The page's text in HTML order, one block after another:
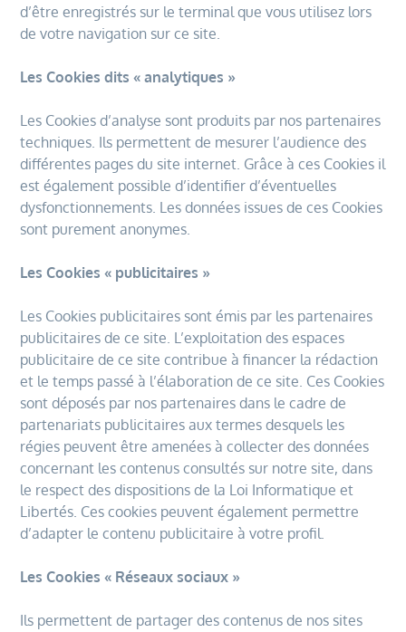
d’être enregistrés sur le terminal que vous utilisez lors
de votre navigation sur ce site.
Les Cookies dits « analytiques »
Les Cookies d’analyse sont produits par nos partenaires
techniques. Ils permettent de mesurer l’audience des
différentes pages du site internet. Grâce à ces Cookies il
est également possible d’identifier d’éventuelles
dysfonctionnements. Les données issues de ces Cookies
sont purement anonymes.
Les Cookies « publicitaires »
Les Cookies publicitaires sont émis par les partenaires
publicitaires de ce site. L’exploitation des espaces
publicitaire de ce site contribue à financer la rédaction
et le temps passé à l’élaboration de ce site. Ces Cookies
sont déposés par nos partenaires dans le cadre de
partenariats publicitaires aux termes desquels les
régies peuvent être amenées à collecter des données
concernant les contenus consultés sur notre site, dans
le respect des dispositions de la Loi Informatique et
Libertés. Ces cookies peuvent également permettre
d’adapter le contenu publicitaire à votre profil.
Les Cookies « Réseaux sociaux »
Ils permettent de partager des contenus de nos sites